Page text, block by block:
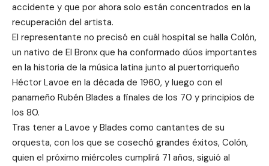
accidente y que por ahora solo están concentrados en la
recuperación del artista.
El representante no precisó en cuál hospital se halla Colón,
un nativo de El Bronx que ha conformado dúos importantes
en la historia de la música latina junto al puertorriqueño
Héctor Lavoe en la década de 1960, y luego con el
panameño Rubén Blades a finales de los 70 y principios de
los 80.
Tras tener a Lavoe y Blades como cantantes de su
orquesta, con los que se cosechó grandes éxitos, Colón,
quien el próximo miércoles cumplirá 71 años, siguió al